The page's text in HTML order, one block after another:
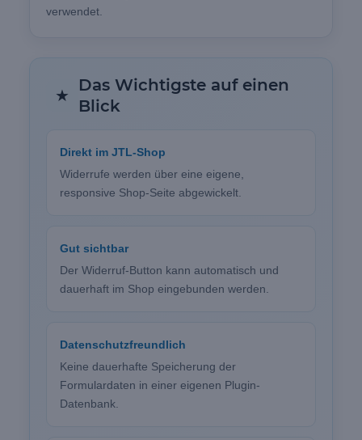
verwendet.
★
Das Wichtigste auf einen
Blick
Direkt im JTL-Shop
Widerrufe werden über eine eigene,
responsive Shop-Seite abgewickelt.
Gut sichtbar
Der Widerruf-Button kann automatisch und
dauerhaft im Shop eingebunden werden.
Datenschutzfreundlich
Keine dauerhafte Speicherung der
Formulardaten in einer eigenen Plugin-
Datenbank.